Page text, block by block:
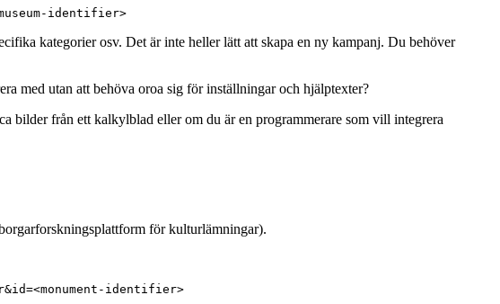
identifier>
kategorier osv. Det är inte heller lätt att skapa en ny kampanj. Du behöver
med utan att behöva oroa sig för inställningar och hjälptexter?
bilder från ett kalkylblad eller om du är en programmerare som vill integrera
för kulturlämningar).
identifier>